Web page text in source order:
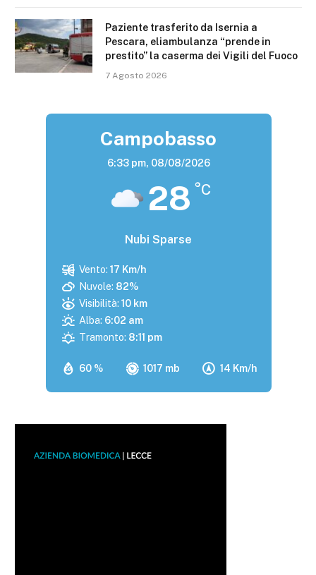
Paziente trasferito da Isernia a
Pescara, eliambulanza “prende in
prestito” la caserma dei Vigili del Fuoco
7 Agosto 2026
Campobasso
6:33 pm, 08/08/2026
28 °C
Nubi Sparse
60 % 1017 mb 14 Km/h
Vento: 17 Km/h
Nuvole: 82%
Visibilità: 10 km
Alba: 6:02 am
Tramonto: 8:11 pm